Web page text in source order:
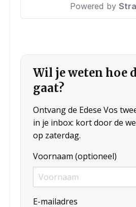
Wil je weten hoe
gaat?
Ontvang de Edese Vos
in je inbox: kort door de
op zaterdag.
Voornaam (optioneel)
E-mailadres